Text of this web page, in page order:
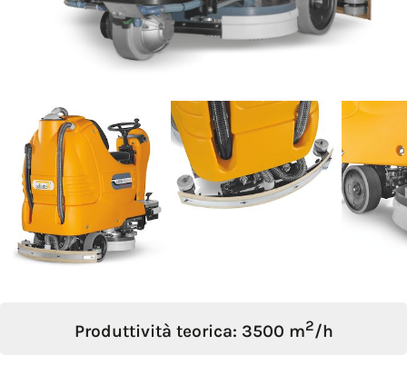
Produttività teorica: 3500 m2/h
Azienda
Oggetto *